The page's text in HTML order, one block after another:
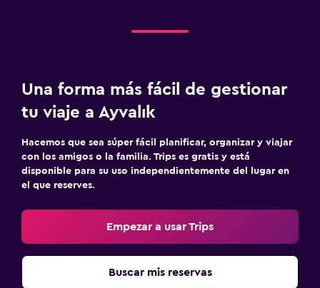
Una forma más fácil de gestionar
tu viaje a Ayvalık
Hacemos que sea súper fácil planificar, organizar y viajar
con los amigos o la familia. Trips es gratis y está
disponible para su uso independientemente del lugar en
el que reserves.
Empezar a usar Trips
Buscar mis reservas